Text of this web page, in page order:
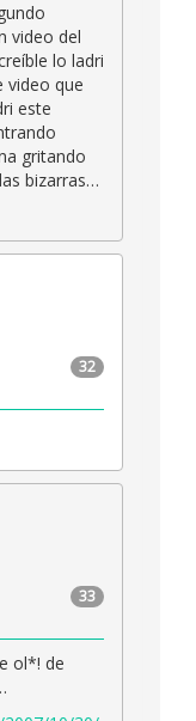
video del
lo ladri
video que
este
gritando
bizarras…
32
33
ol*! de